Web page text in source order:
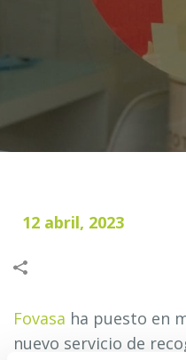
12 abril, 2023
Fovasa ha puesto en
nuevo servicio de